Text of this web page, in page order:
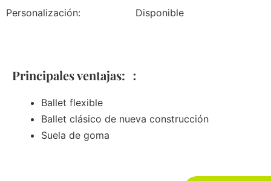
Personalización: Disponible
Principales ventajas: ：
Ballet flexible
Ballet clásico de nueva construcción
Suela de goma